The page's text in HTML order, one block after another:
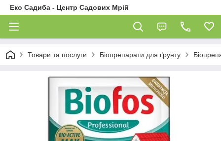
Еко Садиба - Центр Садових Мрій
Товари та послуги Біопрепарати для ґрунту